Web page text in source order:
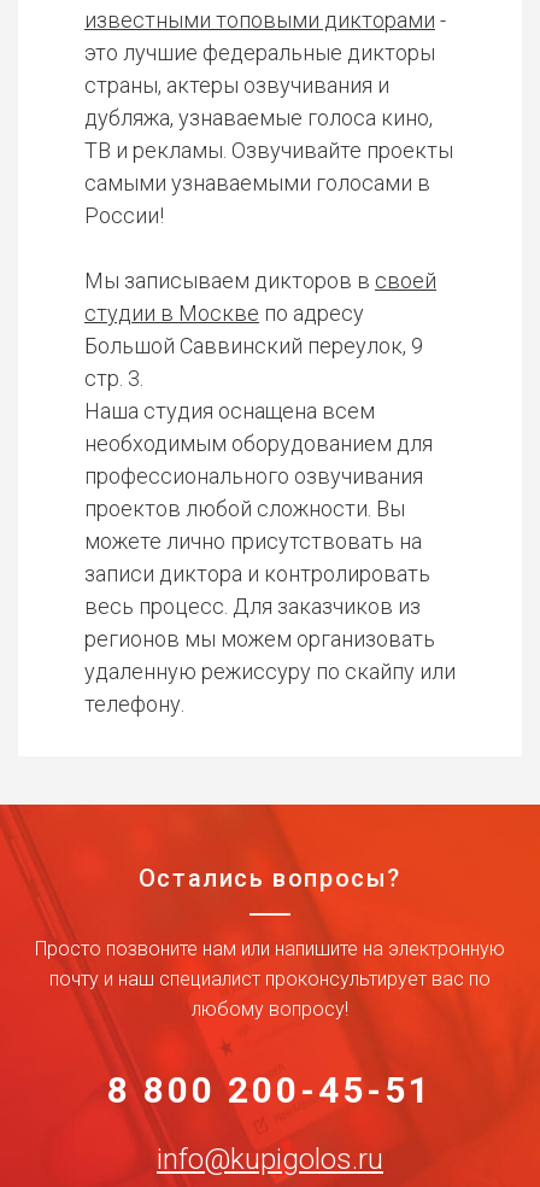
известными топовыми дикторами -
это лучшие федеральные дикторы
страны, актеры озвучивания и
дубляжа, узнаваемые голоса кино,
ТВ и рекламы. Озвучивайте проекты
самыми узнаваемыми голосами в
России!
Мы записываем дикторов в своей
студии в Москве по адресу
Большой Саввинский переулок, 9
стр. 3.
Наша студия оснащена всем
необходимым оборудованием для
профессионального озвучивания
проектов любой сложности. Вы
можете лично присутствовать на
записи диктора и контролировать
весь процесс. Для заказчиков из
регионов мы можем организовать
удаленную режиссуру по скайпу или
телефону.
Остались вопросы?
Просто позвоните нам или напишите на электронную
почту и наш специалист проконсультирует вас по
любому вопросу!
8 800 200-45-51
info@kupigolos.ru